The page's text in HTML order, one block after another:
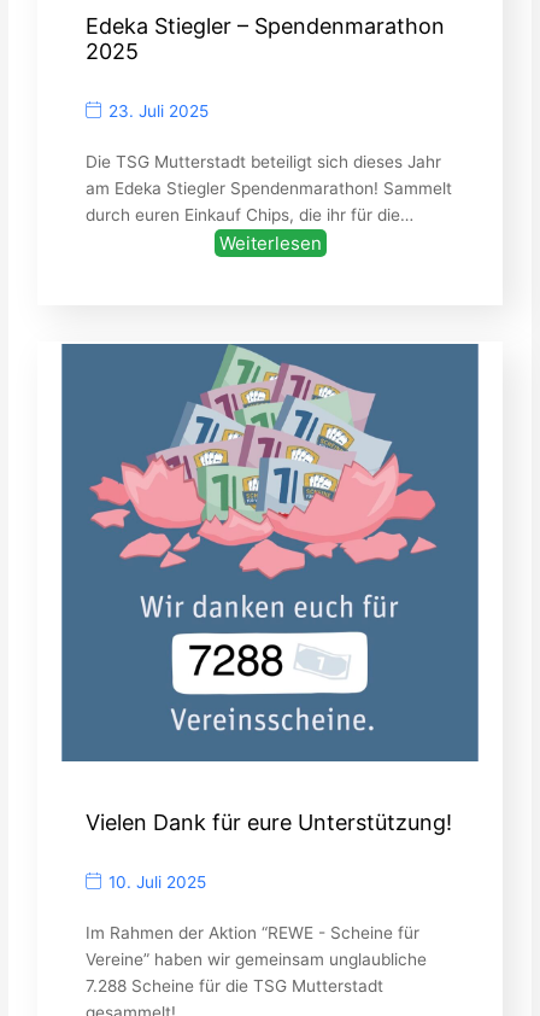
Edeka Stiegler – Spendenmarathon
2025
23. Juli 2025
Die TSG Mutterstadt beteiligt sich dieses Jahr
am Edeka Stiegler Spendenmarathon! Sammelt
durch euren Einkauf Chips, die ihr für die…
Weiterlesen
Vielen Dank für eure Unterstützung!
10. Juli 2025
Im Rahmen der Aktion “REWE - Scheine für
Vereine” haben wir gemeinsam unglaubliche
7.288 Scheine für die TSG Mutterstadt